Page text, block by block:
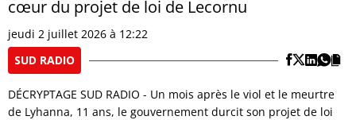
cœur du projet de loi de Lecornu
jeudi 2 juillet 2026 à 12:22
SUD RADIO
DÉCRYPTAGE SUD RADIO - Un mois après le viol et le meurtre
de Lyhanna, 11 ans, le gouvernement durcit son projet de loi